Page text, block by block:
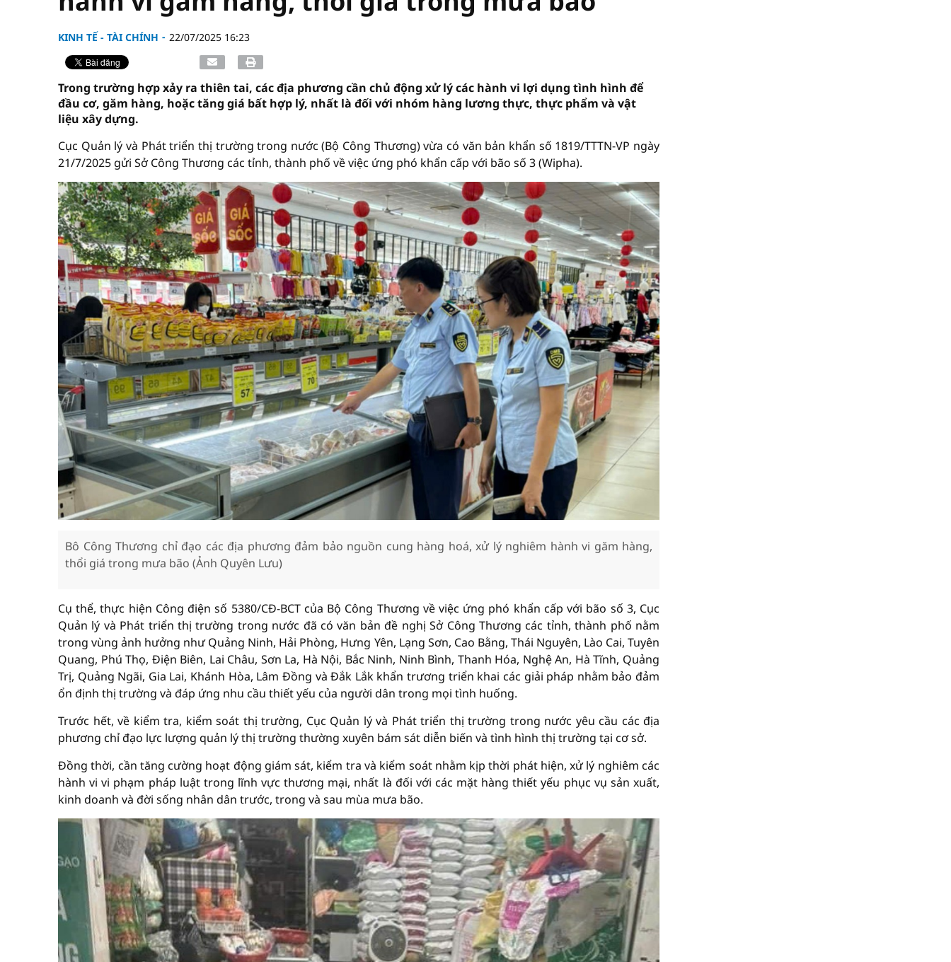
KINH TẾ - TÀI CHÍNH 22/07/2025 16:23
Trong trường hợp xảy ra thiên tai, các địa phương cần chủ động xử lý các hành vi lợi dụng tình hình để
đầu cơ, găm hàng, hoặc tăng giá bất hợp lý, nhất là đối với nhóm hàng lương thực, thực phẩm và vật
liệu xây dựng.
Cục Quản lý và Phát triển thị trường trong nước (Bộ Công Thương) vừa có văn bản khẩn số 1819/TTTN-VP ngày
21/7/2025 gửi Sở Công Thương các tỉnh, thành phố về việc ứng phó khẩn cấp với bão số 3 (Wipha).
Bô Công Thương chỉ đạo các địa phương đảm bảo nguồn cung hàng hoá, xử lý nghiêm hành vi găm hàng,
thổi giá trong mưa bão (Ảnh Quyên Lưu)
Cụ thể, thực hiện Công điện số 5380/CĐ-BCT của Bộ Công Thương về việc ứng phó khẩn cấp với bão số 3, Cục
Quản lý và Phát triển thị trường trong nước đã có văn bản đề nghị Sở Công Thương các tỉnh, thành phố nằm
trong vùng ảnh hưởng như Quảng Ninh, Hải Phòng, Hưng Yên, Lạng Sơn, Cao Bằng, Thái Nguyên, Lào Cai, Tuyên
Quang, Phú Thọ, Điện Biên, Lai Châu, Sơn La, Hà Nội, Bắc Ninh, Ninh Bình, Thanh Hóa, Nghệ An, Hà Tĩnh, Quảng
Trị, Quảng Ngãi, Gia Lai, Khánh Hòa, Lâm Đồng và Đắk Lắk khẩn trương triển khai các giải pháp nhằm bảo đảm
ổn định thị trường và đáp ứng nhu cầu thiết yếu của người dân trong mọi tình huống.
Trước hết, về kiểm tra, kiểm soát thị trường, Cục Quản lý và Phát triển thị trường trong nước yêu cầu các địa
phương chỉ đạo lực lượng quản lý thị trường thường xuyên bám sát diễn biến và tình hình thị trường tại cơ sở.
Đồng thời, cần tăng cường hoạt động giám sát, kiểm tra và kiểm soát nhằm kịp thời phát hiện, xử lý nghiêm các
hành vi vi phạm pháp luật trong lĩnh vực thương mại, nhất là đối với các mặt hàng thiết yếu phục vụ sản xuất,
kinh doanh và đời sống nhân dân trước, trong và sau mùa mưa bão.